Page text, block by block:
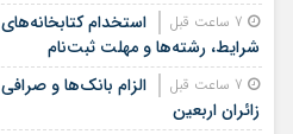
استخدام
شرایط، رشته‌ها و مهلت ثبت‌نام
الزام بانک‌ها و
زائران اربعین